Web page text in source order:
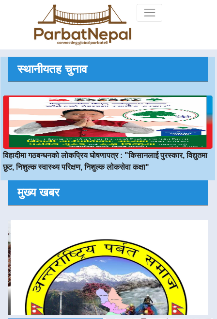
स्थानीयतह चुनाव
विहादीमा गठबन्धनको लोकप्रिय घोषणापत्र : "किसानलाई पुरस्कार, विद्युतमा
छुट, निशुल्क स्वास्थ्य परिक्षण, निशुल्क लोकसेवा कक्षा"
मुख्य खबर
Previous Next